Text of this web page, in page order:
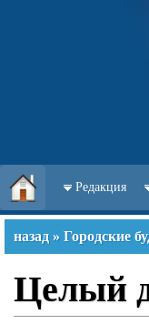
Редакция
назад » Городские
Целый